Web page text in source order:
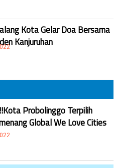
Kota Gelar Doa Bersama
Kanjuruhan
Probolinggo Terpilih
Global We Love Cities